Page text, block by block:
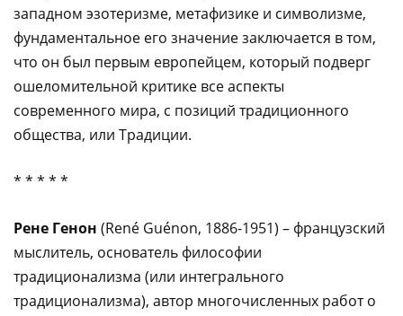
западном эзотеризме, метафизике и символизме,
фундаментальное его значение заключается в том,
что он был первым европейцем, который подверг
ошеломительной критике все аспекты
современного мира, с позиций традиционного
общества, или Традиции.
* * * * *
Рене Генон (René Guénon, 1886-1951) – французский
мыслитель, основатель философии
традиционализма (или интегрального
традиционализма), автор многочисленных работ о